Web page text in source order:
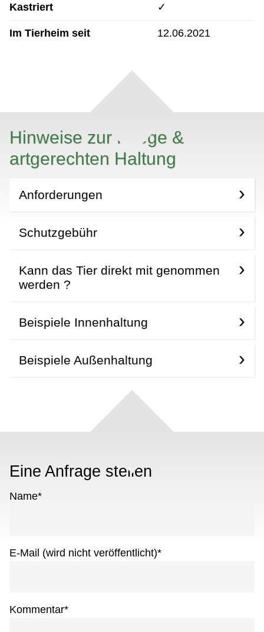
Kastriert ✓
Im Tierheim seit 12.06.2021
Hinweise zur Pflege &
artgerechten Haltung
Anforderungen
Schutzgebühr
Kann das Tier direkt mit genommen
werden ?
Beispiele Innenhaltung
Beispiele Außenhaltung
Eine Anfrage stellen
Name*
E-Mail (wird nicht veröffentlicht)*
Kommentar*